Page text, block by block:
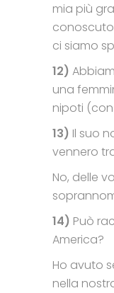
mia più
conoscuto
ci siamo
12)
una
nipoti (con
13) Il suo
vennero
No, delle
14) Può
America?
Ho avuto
nella